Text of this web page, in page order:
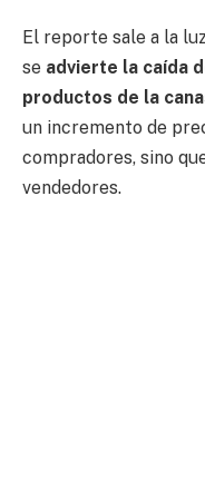
El reporte sale a la
se advierte la caída
productos de la
un incremento de
compradores, sino
vendedores.